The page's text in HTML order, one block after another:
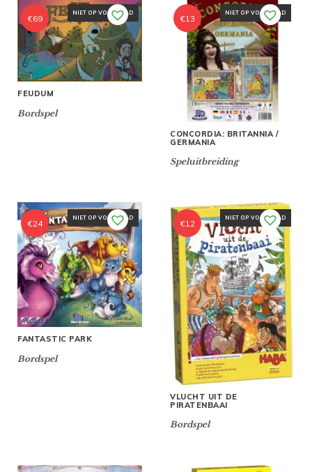
NIET OP VOORRAAD
FEUDUM
Bordspel
€69
NIET OP VOORRAAD
CONCORDIA: BRITANNIA /
GERMANIA
Speluitbreiding
€13
NIET OP VOORRAAD
FANTASTIC PARK
Bordspel
€24
NIET OP VOORRAAD
VLUCHT UIT DE
PIRATENBAAI
Bordspel
€12